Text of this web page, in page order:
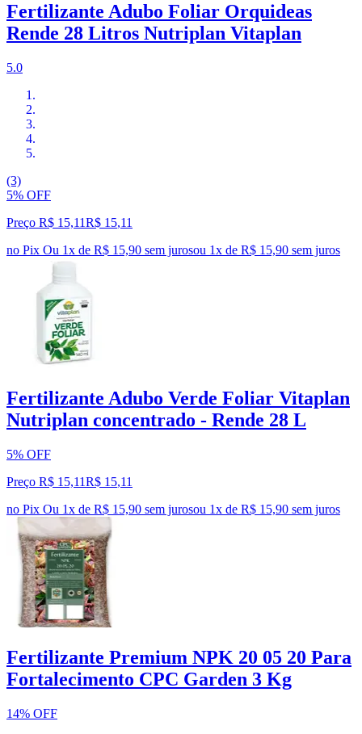
Fertilizante Adubo Foliar Orquideas
Rende 28 Litros Nutriplan Vitaplan
5.0
(3)
5% OFF
Preço R$ 15,11R$ 15,11
no Pix Ou 1x de R$ 15,90 sem jurosou 1x de R$ 15,90 sem juros
Fertilizante Adubo Verde Foliar Vitaplan
Nutriplan concentrado - Rende 28 L
5% OFF
Preço R$ 15,11R$ 15,11
no Pix Ou 1x de R$ 15,90 sem jurosou 1x de R$ 15,90 sem juros
Fertilizante Premium NPK 20 05 20 Para
Fortalecimento CPC Garden 3 Kg
14% OFF